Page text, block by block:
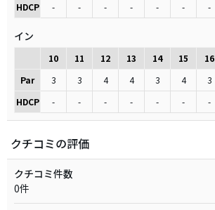
HDCP
- - - - - - -
イン
10 11 12 13 14 15 16
Par
3 3 4 4 3 4 3
HDCP
- - - - - - -
クチコミの評価
クチコミ件数
0件